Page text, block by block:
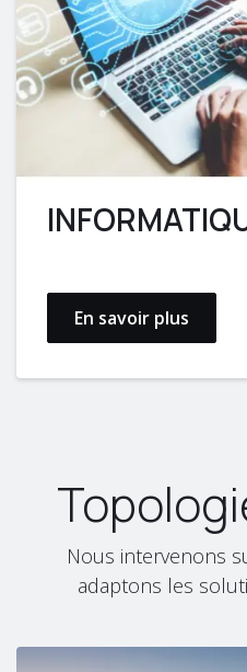
En savoir plus
Nous intervenons
adaptons les